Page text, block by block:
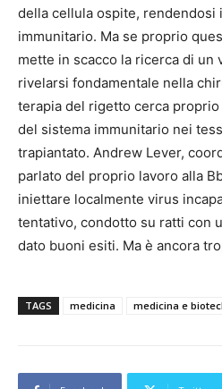
della cellula ospite, rendendosi
immunitario. Ma se proprio
mette in scacco la ricerca di un
rivelarsi fondamentale nella
terapia del rigetto cerca
del sistema immunitario nei
trapiantato. Andrew Lever,
parlato del proprio lavoro alla
iniettare localmente virus
tentativo, condotto su ratti con
dato buoni esiti. Ma è ancora
TAGS medicina medicina e